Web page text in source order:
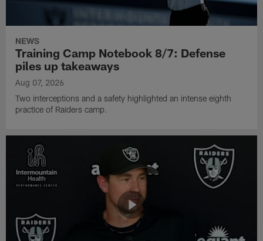
NEWS
Training Camp Notebook 8/7: Defense
piles up takeaways
Aug 07, 2026
Two interceptions and a safety highlighted an intense eighth
practice of Raiders camp.